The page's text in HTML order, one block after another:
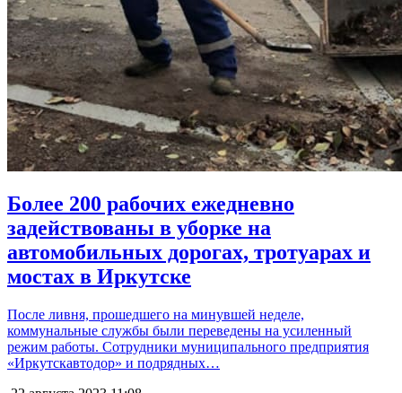
Более 200 рабочих ежедневно
задействованы в уборке на
автомобильных дорогах, тротуарах и
мостах в Иркутске
После ливня, прошедшего на минувшей неделе,
коммунальные службы были переведены на усиленный
режим работы. Сотрудники муниципального предприятия
«Иркутскавтодор» и подрядных…